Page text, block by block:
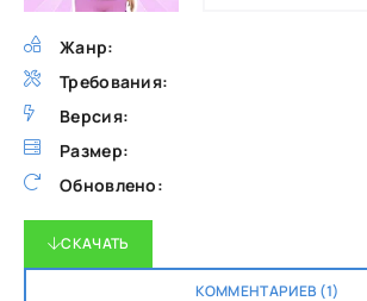
Жанр:
Требования:
Версия:
Размер:
Обновлено:
СКАЧАТЬ
КОММЕНТАРИЕВ (1)